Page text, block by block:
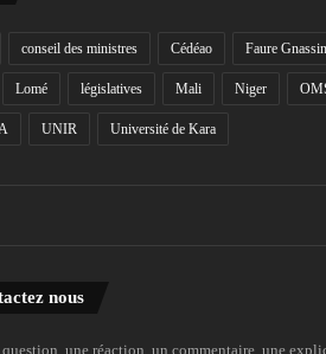
conseil des ministres Cédéao Faure
Lomé législatives Mali Niger
UNIR Université de Kara
nous
question, une réaction, un commentaire, une